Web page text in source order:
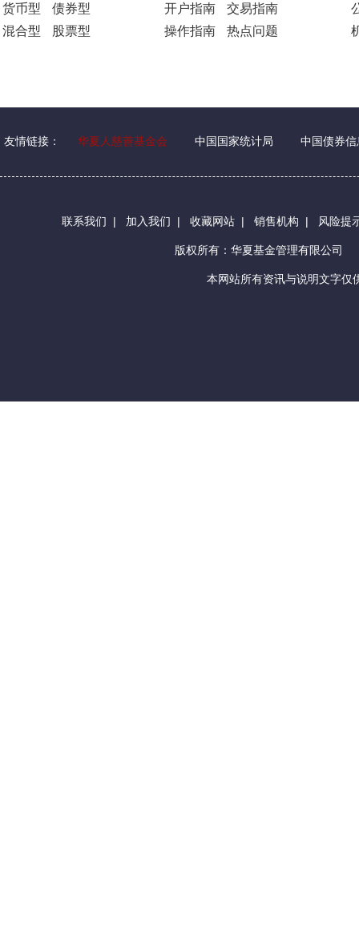
货币型
债券型
混合型
股票型
开户指南
交易指南
操作指南
热点问题
友情链接： 华夏人慈善基金会 中国国家统计局 中国债券信
联系我们 | 加入我们 | 收藏网站 | 销售机构 | 风险提
版权所有：华夏基金管理有限公司
本网站所有资讯与说明文字仅